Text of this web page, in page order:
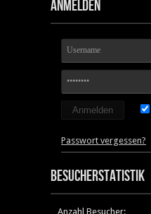
Anmelden
Passwort vergessen?
Besucherstatistik
Anzahl Besucher: